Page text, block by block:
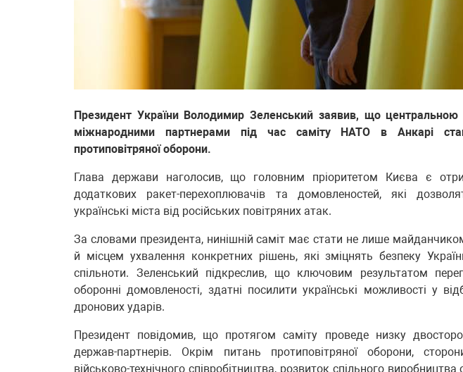
Президент України Володимир Зеленський заявив, що центральною
міжнародними партнерами під час саміту НАТО в Анкарі
протиповітряної оборони.
Глава держави наголосив, що головним пріоритетом Києва є
додаткових ракет-перехоплювачів та домовленостей, які
українські міста від російських повітряних атак.
За словами президента, нинішній саміт має стати не лише
й місцем ухвалення конкретних рішень, які зміцнять безпеку
спільноти. Зеленський підкреслив, що ключовим результатом
оборонні домовленості, здатні посилити українські можливості у
дронових ударів.
Президент повідомив, що протягом саміту проведе низку
держав-партнерів. Окрім питань протиповітряної оборони,
військово-технічного співробітництва, розвиток спільного